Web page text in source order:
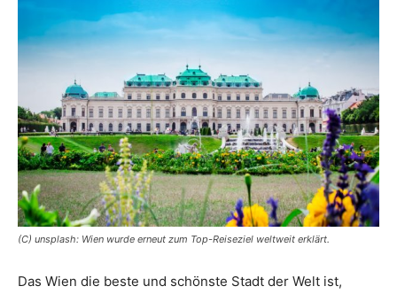
(C) unsplash: Wien wurde erneut zum Top-Reiseziel weltweit erklärt.
Das Wien die beste und schönste Stadt der Welt ist,